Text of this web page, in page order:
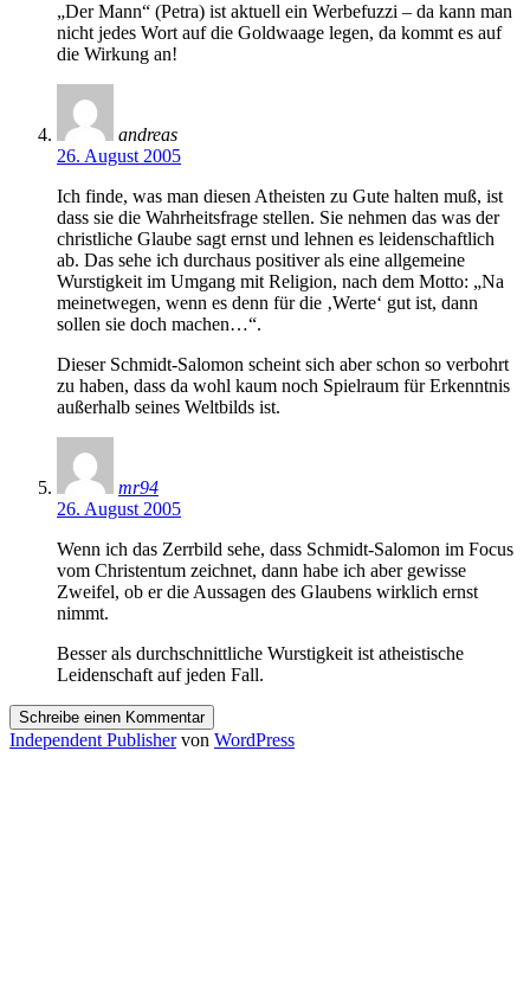
„Der Mann“ (Petra) ist aktuell ein Werbefuzzi – da kann man
nicht jedes Wort auf die Goldwaage legen, da kommt es auf
die Wirkung an!
andreas
26. August 2005
Ich finde, was man diesen Atheisten zu Gute halten muß, ist
dass sie die Wahrheitsfrage stellen. Sie nehmen das was der
christliche Glaube sagt ernst und lehnen es leidenschaftlich
ab. Das sehe ich durchaus positiver als eine allgemeine
Wurstigkeit im Umgang mit Religion, nach dem Motto: „Na
meinetwegen, wenn es denn für die ‚Werte‘ gut ist, dann
sollen sie doch machen…“.
Dieser Schmidt-Salomon scheint sich aber schon so verbohrt
zu haben, dass da wohl kaum noch Spielraum für Erkenntnis
außerhalb seines Weltbilds ist.
mr94
26. August 2005
Wenn ich das Zerrbild sehe, dass Schmidt-Salomon im Focus
vom Christentum zeichnet, dann habe ich aber gewisse
Zweifel, ob er die Aussagen des Glaubens wirklich ernst
nimmt.
Besser als durchschnittliche Wurstigkeit ist atheistische
Leidenschaft auf jeden Fall.
Schreibe einen Kommentar
Independent Publishervon WordPress